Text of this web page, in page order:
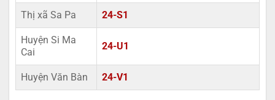
Thị xã Sa Pa 24-S1
Huyện Si Ma
Cai
24-U1
Huyện Văn Bàn 24-V1